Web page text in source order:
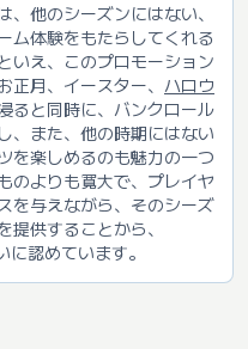
他のシーズンにはない、
ム体験をもたらしてくれる
いえ、このプロモーション
月、イースター、 ハロウ
ると同時に、バンクロール
、また、他の時期にはない
を楽しめるのも魅力の一つ
のよりも寛大で、プレイヤ
を与えながら、そのシーズ
供することから、
認めています。